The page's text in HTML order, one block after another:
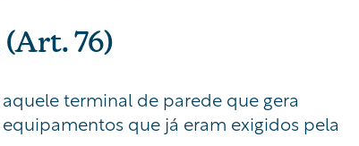
76)
terminal de parede que gera
que já eram exigidos pela